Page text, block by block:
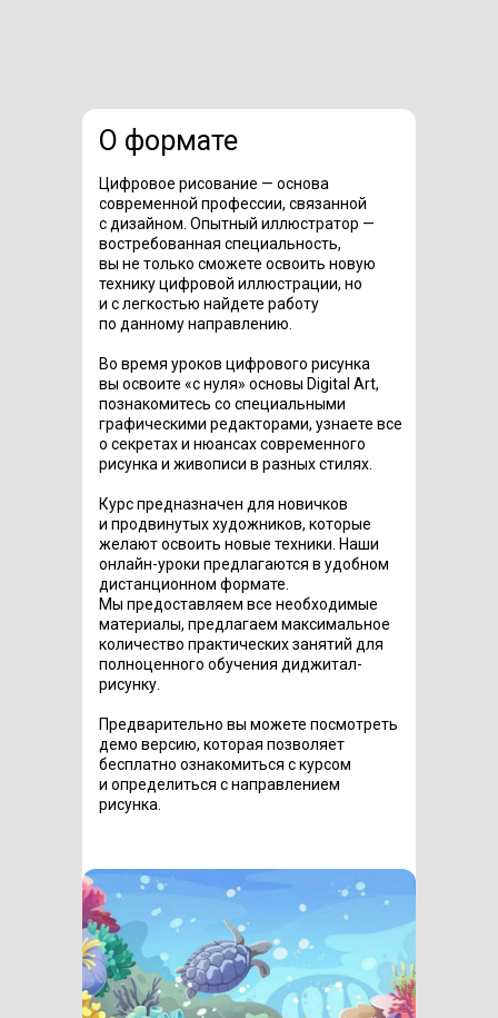
Цифровое рисование — основа
современной профессии, связанной
с дизайном. Опытный иллюстратор —
востребованная специальность,
вы не только сможете освоить новую
технику цифровой иллюстрации, но
и с легкостью найдете работу
по данному направлению.
Во время уроков цифрового рисунка
вы освоите «с нуля» основы Digital Art,
познакомитесь со специальными
графическими редакторами, узнаете все
о секретах и нюансах современного
рисунка и живописи в разных стилях.
Курс предназначен для новичков
и продвинутых художников, которые
желают освоить новые техники. Наши
онлайн-уроки предлагаются в удобном
дистанционном формате.
Мы предоставляем все необходимые
материалы, предлагаем максимальное
количество практических занятий для
полноценного обучения диджитал-
рисунку.
Предварительно вы можете посмотреть
демо версию, которая позволяет
бесплатно ознакомиться с курсом
и определиться с направлением
рисунка.
О формате